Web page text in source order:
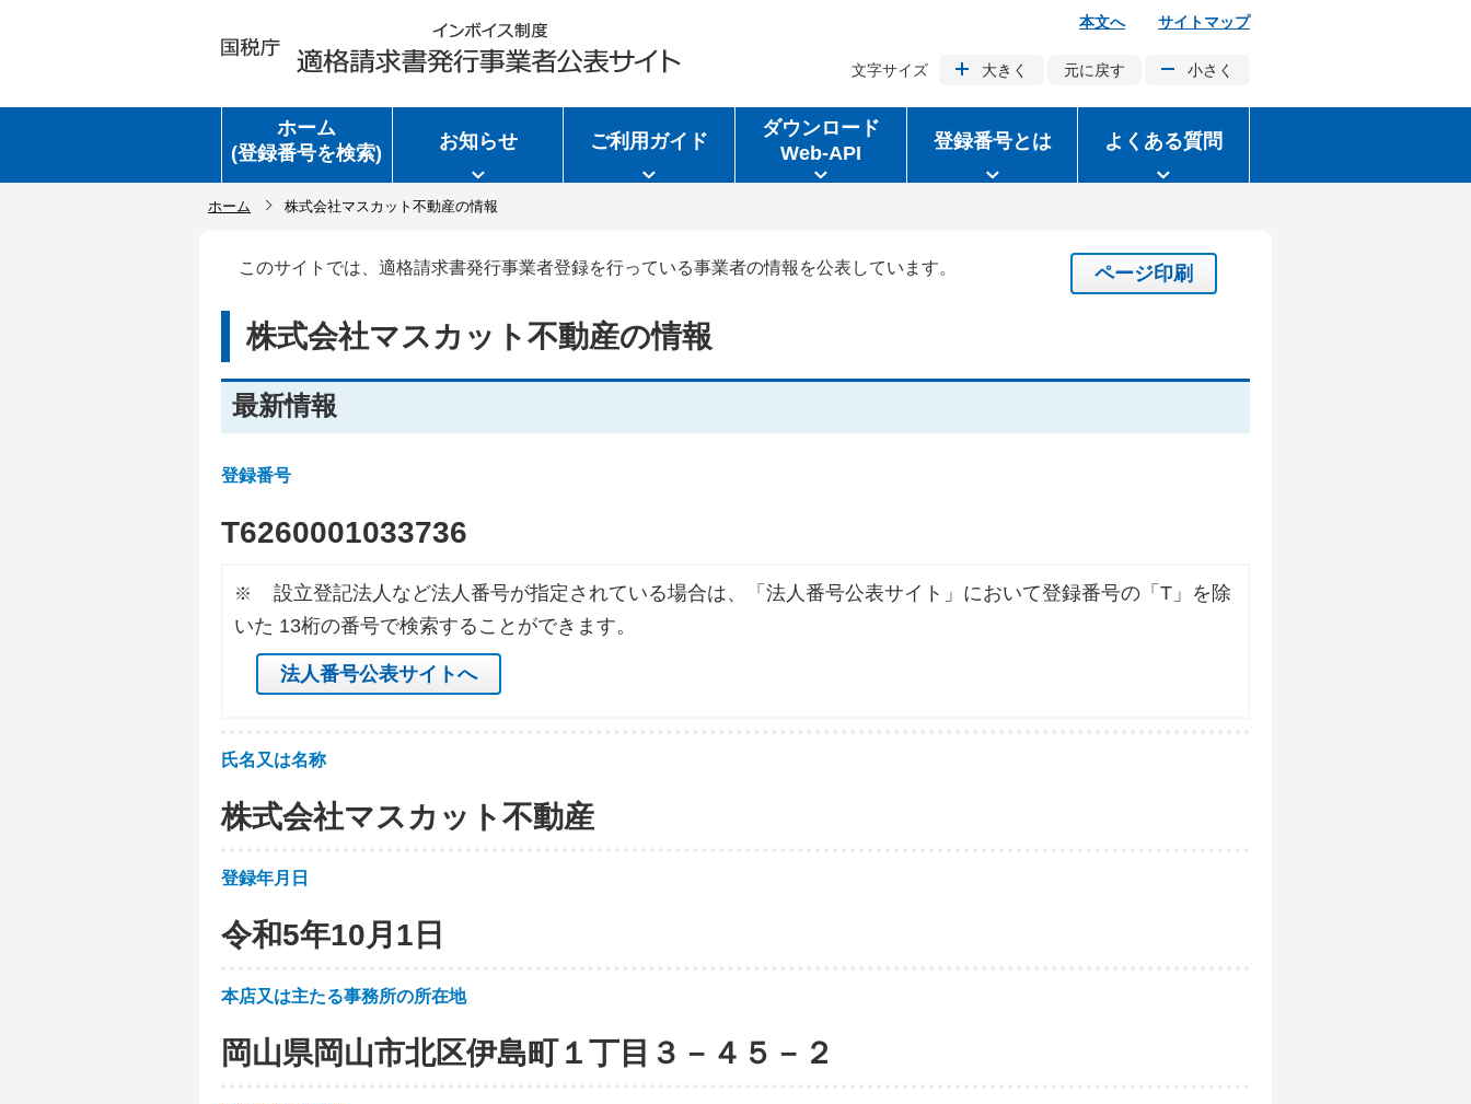
本文へ サイトマップ
文字サイズ 大きく 元に戻す 小さく
ホーム
(登録番号を検索)
お知らせ ご利用ガイド
ダウンロード
Web-API
登録番号とは よくある質問
ホーム 株式会社マスカット不動産の情報
このサイトでは、適格請求書発行事業者登録を行っている事業者の情報を公表しています。 ページ印刷
株式会社マスカット不動産の情報
最新情報
登録番号
T6260001033736
※
設立登記法人など法人番号が指定されている場合は、「法人番号公表サイト」において登録番号の「T」を除
いた 13桁の番号で検索することができます。
法人番号公表サイトへ
氏名又は名称
株式会社マスカット不動産
登録年月日
令和5年10月1日
本店又は主たる事務所の所在地
岡山県岡山市北区伊島町１丁目３－４５－２